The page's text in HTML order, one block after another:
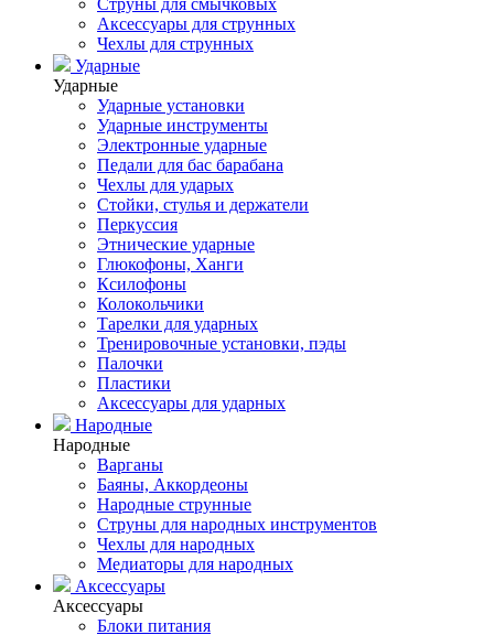
Струны для смычковых
Аксессуары для струнных
Чехлы для струнных
Ударные
Ударные
Ударные установки
Ударные инструменты
Электронные ударные
Педали для бас барабана
Чехлы для ударых
Стойки, стулья и держатели
Перкуссия
Этнические ударные
Глюкофоны, Ханги
Ксилофоны
Колокольчики
Тарелки для ударных
Тренировочные установки, пэды
Палочки
Пластики
Аксессуары для ударных
Народные
Народные
Варганы
Баяны, Аккордеоны
Народные струнные
Струны для народных инструментов
Чехлы для народных
Медиаторы для народных
Аксессуары
Аксессуары
Блоки питания